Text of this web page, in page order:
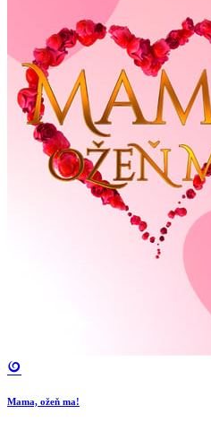
Mama, ožeň ma!